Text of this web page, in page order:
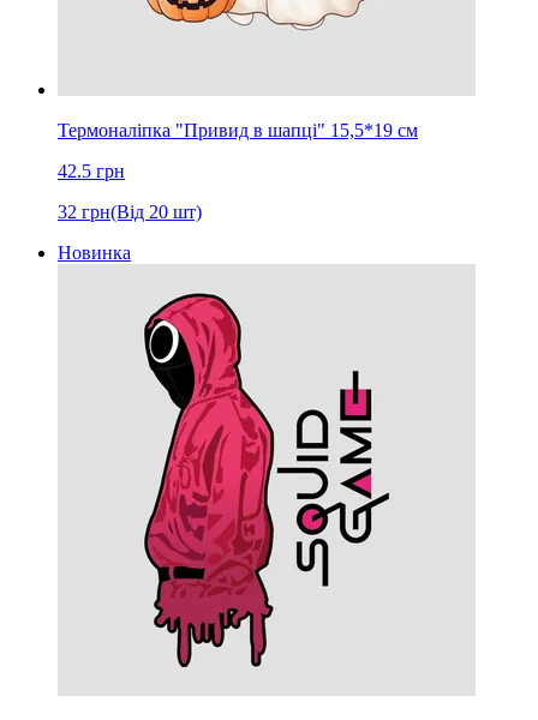
Термоналіпка "Привид в шапці" 15,5*19 cм
42.5 грн
32 грн(Від 20 шт)
Новинка